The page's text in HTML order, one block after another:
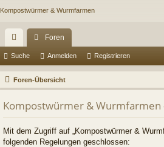
ch
ne
llz
ug
riff
Foren
Suche Anmelden Registrieren
Foren-Übersicht
Kompostwürmer & Wurmfarmen
Mit dem Zugriff auf „Kompostwürmer &
folgenden Regelungen geschlossen: